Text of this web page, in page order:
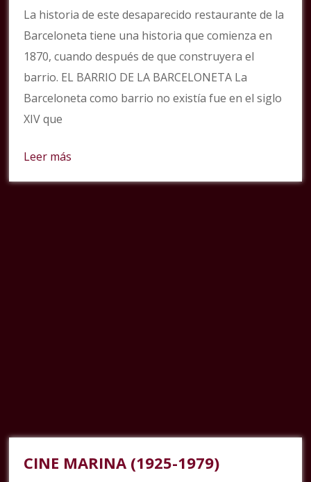
La historia de este desaparecido restaurante de la
Barceloneta tiene una historia que comienza en
1870, cuando después de que construyera el
barrio. EL BARRIO DE LA BARCELONETA La
Barceloneta como barrio no existía fue en el siglo
XIV que
Leer más
CINE MARINA (1925-1979)